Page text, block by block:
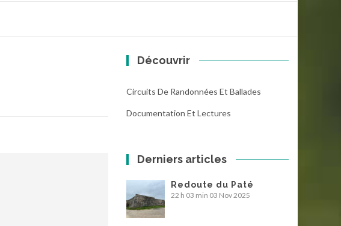
Découvrir
Circuits De Randonnées Et Ballades
Documentation Et Lectures
Derniers articles
Redoute du Paté
22 h 03 min 03 Nov 2025